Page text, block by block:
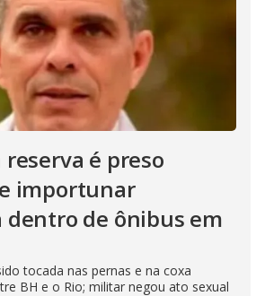
reserva é preso
importunar
dentro de ônibus em
tocada nas pernas e na coxa
BH e o Rio; militar negou ato sexual